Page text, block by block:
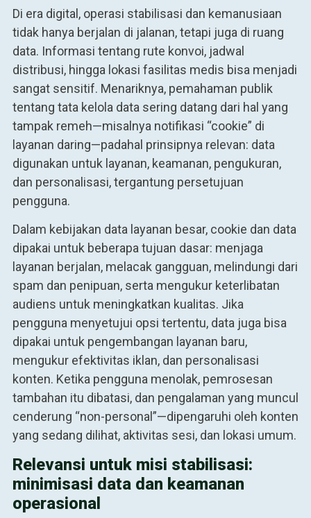
Di era digital, operasi stabilisasi dan kemanusiaan
tidak hanya berjalan di jalanan, tetapi juga di ruang
data. Informasi tentang rute konvoi, jadwal
distribusi, hingga lokasi fasilitas medis bisa menjadi
sangat sensitif. Menariknya, pemahaman publik
tentang tata kelola data sering datang dari hal yang
tampak remeh—misalnya notifikasi “cookie” di
layanan daring—padahal prinsipnya relevan: data
digunakan untuk layanan, keamanan, pengukuran,
dan personalisasi, tergantung persetujuan
pengguna.
Dalam kebijakan data layanan besar, cookie dan data
dipakai untuk beberapa tujuan dasar: menjaga
layanan berjalan, melacak gangguan, melindungi dari
spam dan penipuan, serta mengukur keterlibatan
audiens untuk meningkatkan kualitas. Jika
pengguna menyetujui opsi tertentu, data juga bisa
dipakai untuk pengembangan layanan baru,
mengukur efektivitas iklan, dan personalisasi
konten. Ketika pengguna menolak, pemrosesan
tambahan itu dibatasi, dan pengalaman yang muncul
cenderung “non-personal”—dipengaruhi oleh konten
yang sedang dilihat, aktivitas sesi, dan lokasi umum.
Relevansi untuk misi stabilisasi:
minimisasi data dan keamanan
operasional